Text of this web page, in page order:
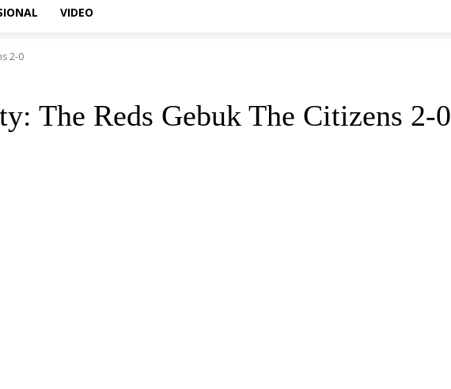
VIDEO
2-0
The Reds Gebuk The Citizens 2-0